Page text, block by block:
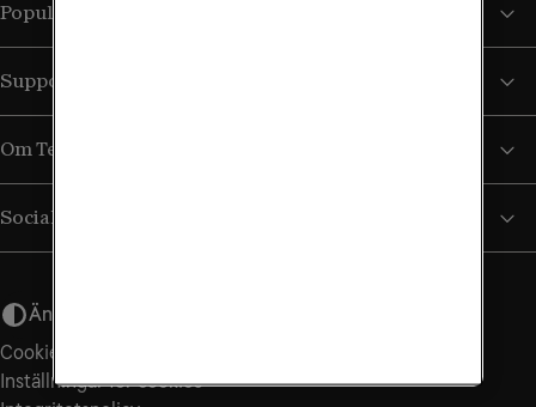
Populära sidor
Support
Om Tele2
Sociala medier
Ändra utseende
Cookiepolicy
Inställningar för cookies